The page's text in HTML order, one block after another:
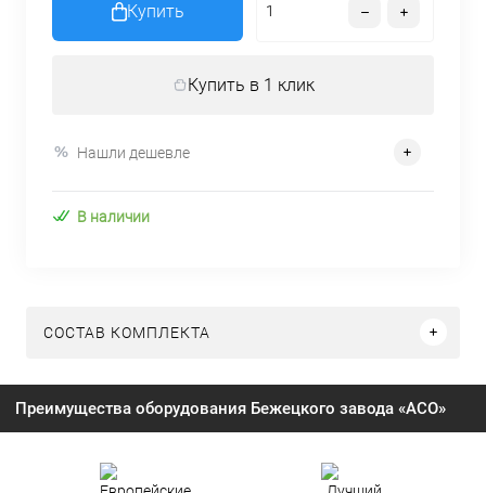
Купить
Купить в 1 клик
Нашли дешевле
В наличии
СОСТАВ КОМПЛЕКТА
Преимущества оборудования Бежецкого завода «АСО»